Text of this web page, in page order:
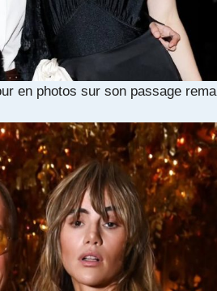
en photos sur son passage